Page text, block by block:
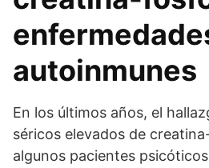
autoinmunes
En los últimos años, el
séricos elevados de
algunos pacientes